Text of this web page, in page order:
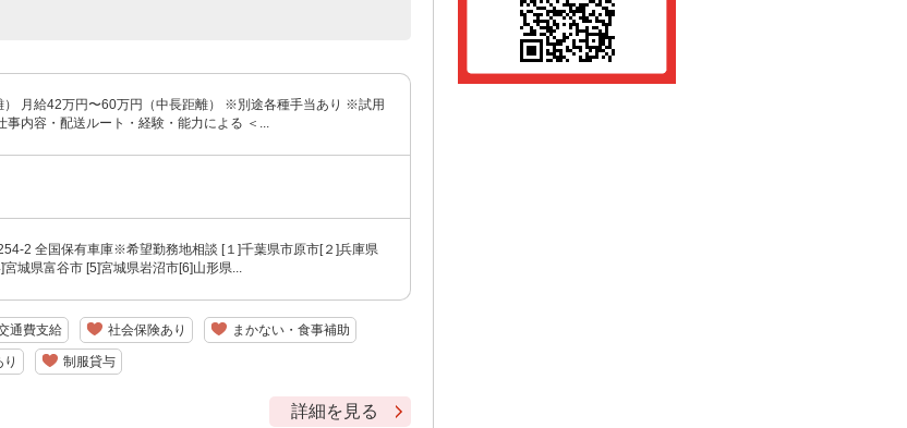
） 月給42万円〜60万円（中長距離） ※別途各種手当あり ※試用
内容・配送ルート・経験・能力による ＜...
全国保有車庫※希望勤務地相談 [１]千葉県市原市[２]兵庫県
城県富谷市 [5]宮城県岩沼市[6]山形県...
通費支給 社会保険あり まかない・食事補助
制服貸与
詳細を見る